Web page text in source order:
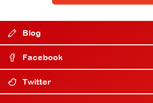
Blog
Facebook
Twitter